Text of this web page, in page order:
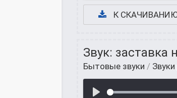
К
Звук: заставка
Бытовые звуки /